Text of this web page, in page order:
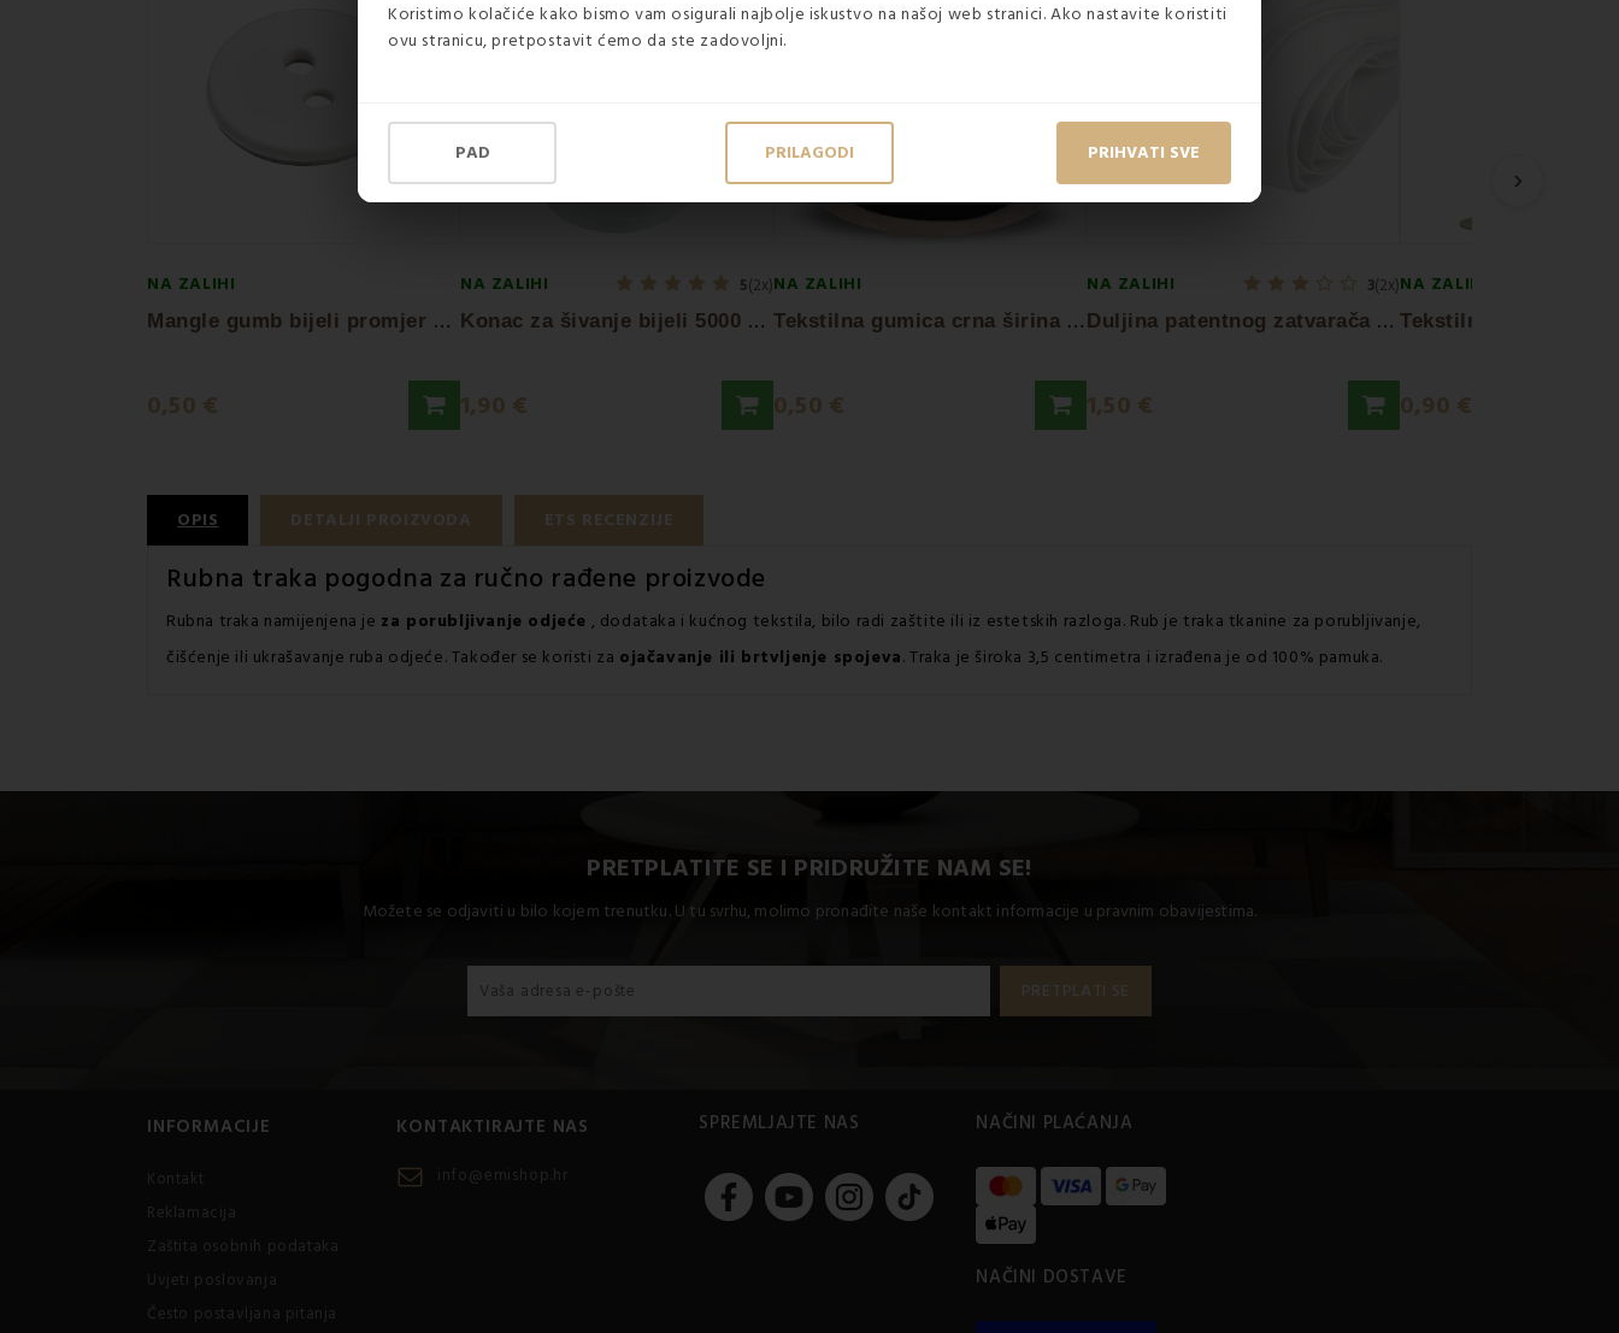
Koristimo kolačiće kako bismo vam osigurali najbolje iskustvo na našoj web stranici. Ako nastavite koristiti
ovu stranicu, pretpostavit ćemo da ste zadovoljni.
PAD PRILAGODI PRIHVATI SVE
NA ZALIHI
M
angle gumb bijeli promjer 1,5 cm EMI
0,50 €
NA ZALIHI 5(2x)
K
onac za šivanje bijeli 5000 m VIGA
1,90 €
NA ZALIHI
T
ekstilna gumica crna širina 5 mm
0,50 €
NA ZALIHI 3(2x)
D
uljina patentnog zatvarača 1m EMI
1,50 €
NA ZALIHI
0,90 €
›
OPIS DETALJI PROIZVODA ETS RECENZIJE
Rubna traka pogodna za ručno rađene proizvode
Rubna traka namijenjena je za porubljivanje odjeće , dodataka i kućnog tekstila, bilo radi zaštite ili iz estetskih razloga. Rub je traka tkanine za porubljivanje,
čišćenje ili ukrašavanje ruba odjeće. Također se koristi za ojačavanje ili brtvljenje spojeva. Traka je široka 3,5 centimetra i izrađena je od 100% pamuka.
PRETPLATITE SE I PRIDRUŽITE NAM SE!
Možete se odjaviti u bilo kojem trenutku. U tu svrhu, molimo pronađite naše kontakt informacije u pravnim obavijestima.
INFORMACIJE
Kontakt
Reklamacija
Zaštita osobnih podataka
Uvjeti poslovanja
Često postavljana pitanja
KONTAKTIRAJTE NAS
info@emishop.hr
SPREMLJAJTE NAS NAČINI PLAĆANJA
NAČINI DOSTAVE